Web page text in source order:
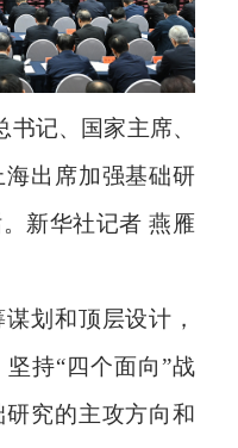
记、国家主席、
出席加强基础研
新华社记者 燕雁
划和顶层设计，
持“四个面向”战
究的主攻方向和